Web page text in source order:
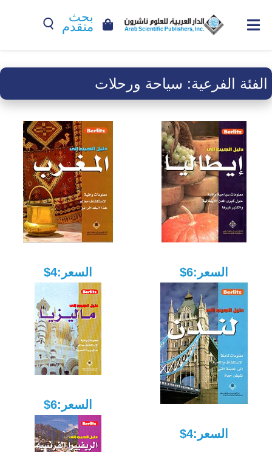
بحث
متقدم
الفئة الفرعية: سياحة ورحلات
السعر:6$ السعر:4$
السعر:4$
السعر:6$